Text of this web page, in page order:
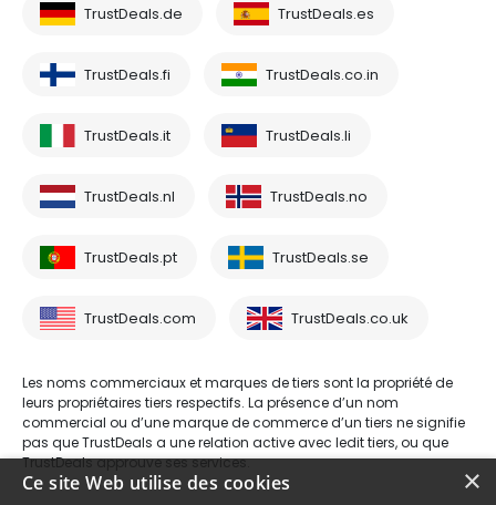
TrustDeals.de TrustDeals.es
TrustDeals.fi TrustDeals.co.in
TrustDeals.it TrustDeals.li
TrustDeals.nl TrustDeals.no
TrustDeals.pt TrustDeals.se
TrustDeals.com TrustDeals.co.uk
Les noms commerciaux et marques de tiers sont la propriété de
leurs propriétaires tiers respectifs. La présence d’un nom
commercial ou d’une marque de commerce d’un tiers ne signifie
pas que TrustDeals a une relation active avec ledit tiers, ou que
TrustDeals approuve ses services.
×
Ce site Web utilise des cookies